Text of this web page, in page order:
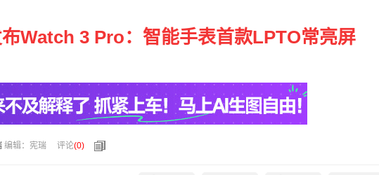
Watch 3 Pro：智能手表首款LPTO常亮屏
编辑：宪瑞 评论(0)